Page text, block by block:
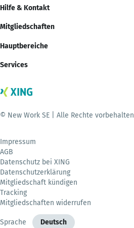
Hilfe & Kontakt
Mitgliedschaften
Hauptbereiche
Services
© New Work SE | Alle Rechte vorbehalten
Impressum
AGB
Datenschutz bei XING
Datenschutzerklärung
Mitgliedschaft kündigen
Tracking
Mitgliedschaften widerrufen
Sprache Deutsch